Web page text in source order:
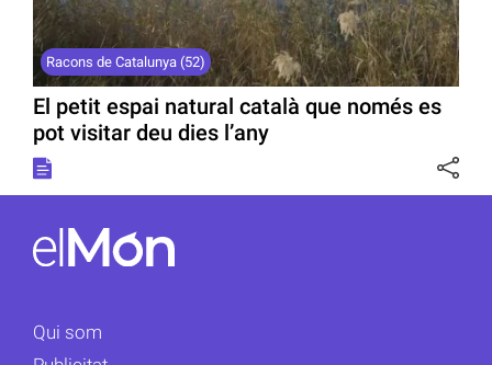
Racons de Catalunya (52)
El petit espai natural català que només es
pot visitar deu dies l’any
Qui som